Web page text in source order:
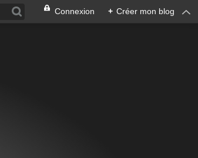
Connexion + Créer mon blog